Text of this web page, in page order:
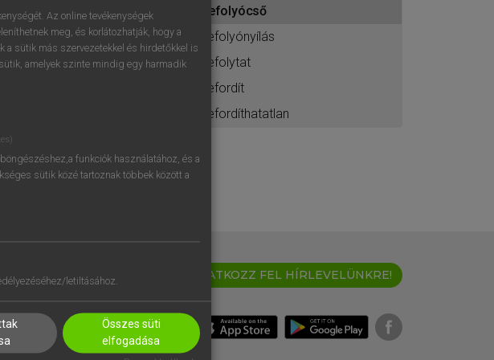
elindításához
ésbelépek.
REGISZTRÁCIÓ
lefolyócső
lefolyónyílás
lefolytat
lefordít
lefordíthatatlan
IRATKOZZ FEL HÍRLEVELÜNKRE!
Az online tevékenységek
meg, és korlátozhatják, hogy a
a sütik más szervezetekkel és hirdetőkkel is
amelyek szinte mindig egy harmadik
funkciók használatához, és a
sütik közé tartoznak többek között a
letiltásához.
Összes süti
elfogadása